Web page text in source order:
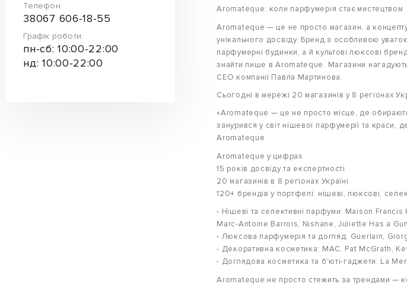
Телефон:
38067 606-18-55
Графік роботи:
пн-сб: 10:00-22:00
нд: 10:00-22:00
Aromateque: коли парфумерія стає мистецтвом
Aromateque — це не просто магазин, а
унікального досвіду. Бренд з особливою
парфумерні будинки, а й культові люксові
знайти лише в Aromateque. Магазини
CEO компанії Павла Мартинова.
Сьогодні в мережі 20 магазинів у 8 регіонах
«Aromateque — це не просто місце, де
занурився у світ нішевої парфумерії та
Aromateque
Aromateque у цифрах
15 років досвіду та експертності
20 магазинів в 8 регіонах Україні
120+ брендів у портфелі: нішеві, люксові,
- Нішеві та селективні парфуми: Maison
Marc-Antoine Barrois, Nishane, Juliette Has a
- Люксова парфумерія та догляд: Guerlain,
- Декоративна косметика: MAC, Pat McGrath,
- Доглядова косметика та б'юті-гаджети: La
Aromateque не просто стежить за трендами —